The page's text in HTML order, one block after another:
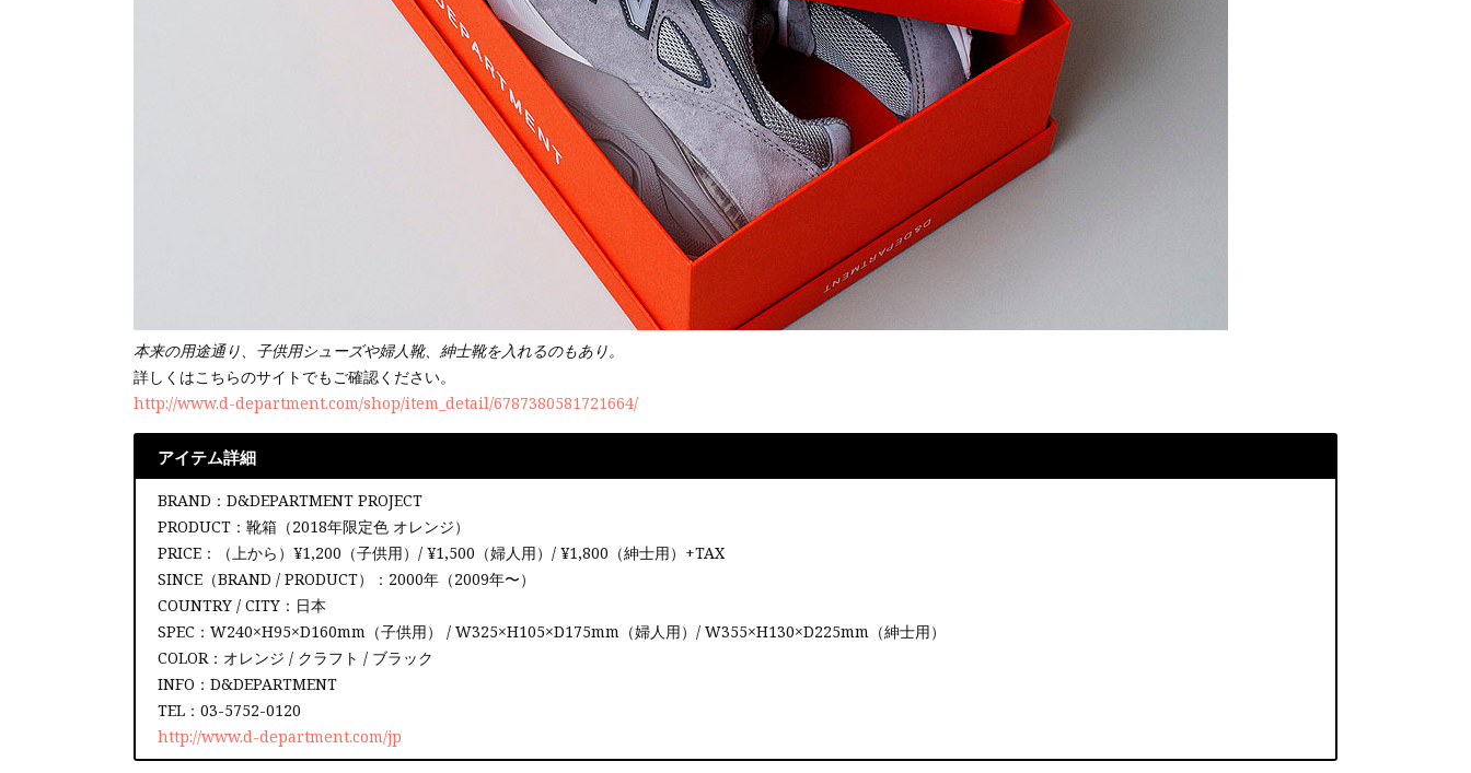
本来の用途通り、子供用シューズや婦人靴、紳士靴を入れるのもあり。
詳しくはこちらのサイトでもご確認ください。
http://www.d-department.com/shop/item_detail/6787380581721664/
アイテム詳細
BRAND：D&DEPARTMENT PROJECT
PRODUCT：靴箱（2018年限定色 オレンジ）
PRICE：（上から）¥1,200（子供用）/ ¥1,500（婦人用）/ ¥1,800（紳士用）+TAX
SINCE（BRAND / PRODUCT）：2000年（2009年〜）
COUNTRY / CITY：日本
SPEC：W240×H95×D160mm（子供用） / W325×H105×D175mm（婦人用）/ W355×H130×D225mm（紳士用）
COLOR：オレンジ / クラフト / ブラック
INFO：D&DEPARTMENT
TEL：03-5752-0120
http://www.d-department.com/jp